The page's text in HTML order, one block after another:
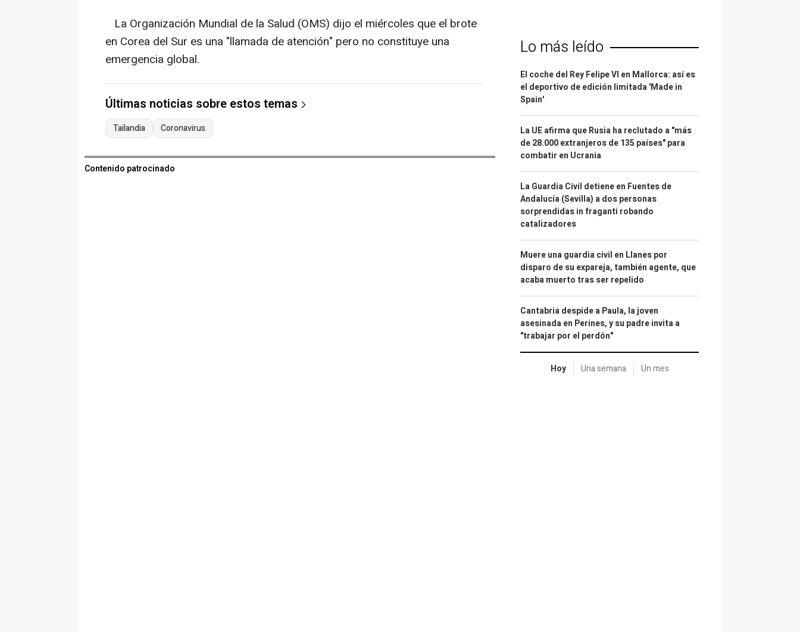
La Organización Mundial de la Salud (OMS) dijo el miércoles que el brote
en Corea del Sur es una "llamada de atención" pero no constituye una
emergencia global.
Últimas noticias sobre estos temas
Tailandia Coronavirus
Contenido patrocinado
Lo más leído
El coche del Rey Felipe VI en Mallorca: así es
el deportivo de edición limitada 'Made in
Spain'
La UE afirma que Rusia ha reclutado a "más
de 28.000 extranjeros de 135 países" para
combatir en Ucrania
La Guardia Civil detiene en Fuentes de
Andalucía (Sevilla) a dos personas
sorprendidas in fraganti robando
catalizadores
Muere una guardia civil en Llanes por
disparo de su expareja, también agente, que
acaba muerto tras ser repelido
Cantabria despide a Paula, la joven
asesinada en Perines, y su padre invita a
"trabajar por el perdón"
Hoy Una semana Un mes